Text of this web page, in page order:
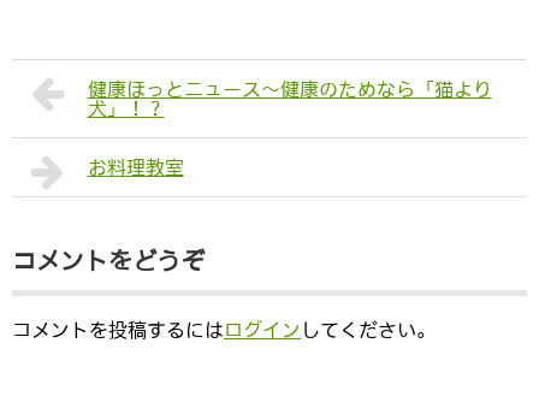
健康ほっとニュース〜健康のためなら「猫より
犬」！？
お料理教室
コメントをどうぞ
コメントを投稿するにはログイン してください。